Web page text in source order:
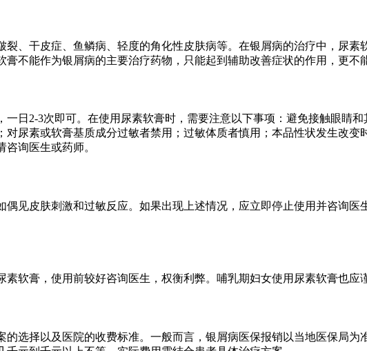
、干皮症、鱼鳞病、轻度的角化性皮肤病等。在银屑病的治疗中，尿
不能作为银屑病的主要治疗药物，只能起到辅助改善症状的作用，更不
日2-3次即可。在使用尿素软膏时，需要注意以下事项：避免接触眼睛
尿素或软膏基质成分过敏者禁用；过敏体质者慎用；本品性状发生改
询医生或药师。
见皮肤刺激和过敏反应。如果出现上述情况，应立即停止使用并咨询
软膏，使用前较好咨询医生，权衡利弊。哺乳期妇女使用尿素软膏也应
选择以及医院的收费标准。一般而言，银屑病医保报销以当地医保局